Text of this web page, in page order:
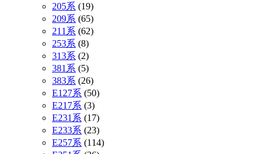
205系 (19)
209系 (65)
211系 (62)
253系 (8)
313系 (2)
381系 (5)
383系 (26)
E127系 (50)
E217系 (3)
E231系 (17)
E233系 (23)
E257系 (114)